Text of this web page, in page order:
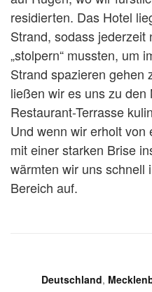
residierten. Das Hotel
Strand, sodass
„stolpern“ mussten, um
Strand spazieren gehen
ließen wir es uns zu
Restaurant-Terrasse
Und wenn wir erholt
mit einer starken Brise
wärmten wir uns schnell
Bereich auf.
Deutschland,